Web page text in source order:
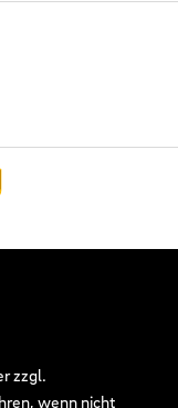
zzgl.
wenn nicht